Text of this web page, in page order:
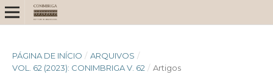
PÁGINA DE INÍCIO / ARQUIVOS /
VOL. 62 (2023): CONIMBRIGA V. 62 / Artigos